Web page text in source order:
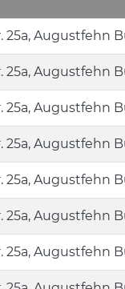
25a, Augustfehn
25a, Augustfehn
25a, Augustfehn
25a, Augustfehn
25a, Augustfehn
25a, Augustfehn
25a, Augustfehn